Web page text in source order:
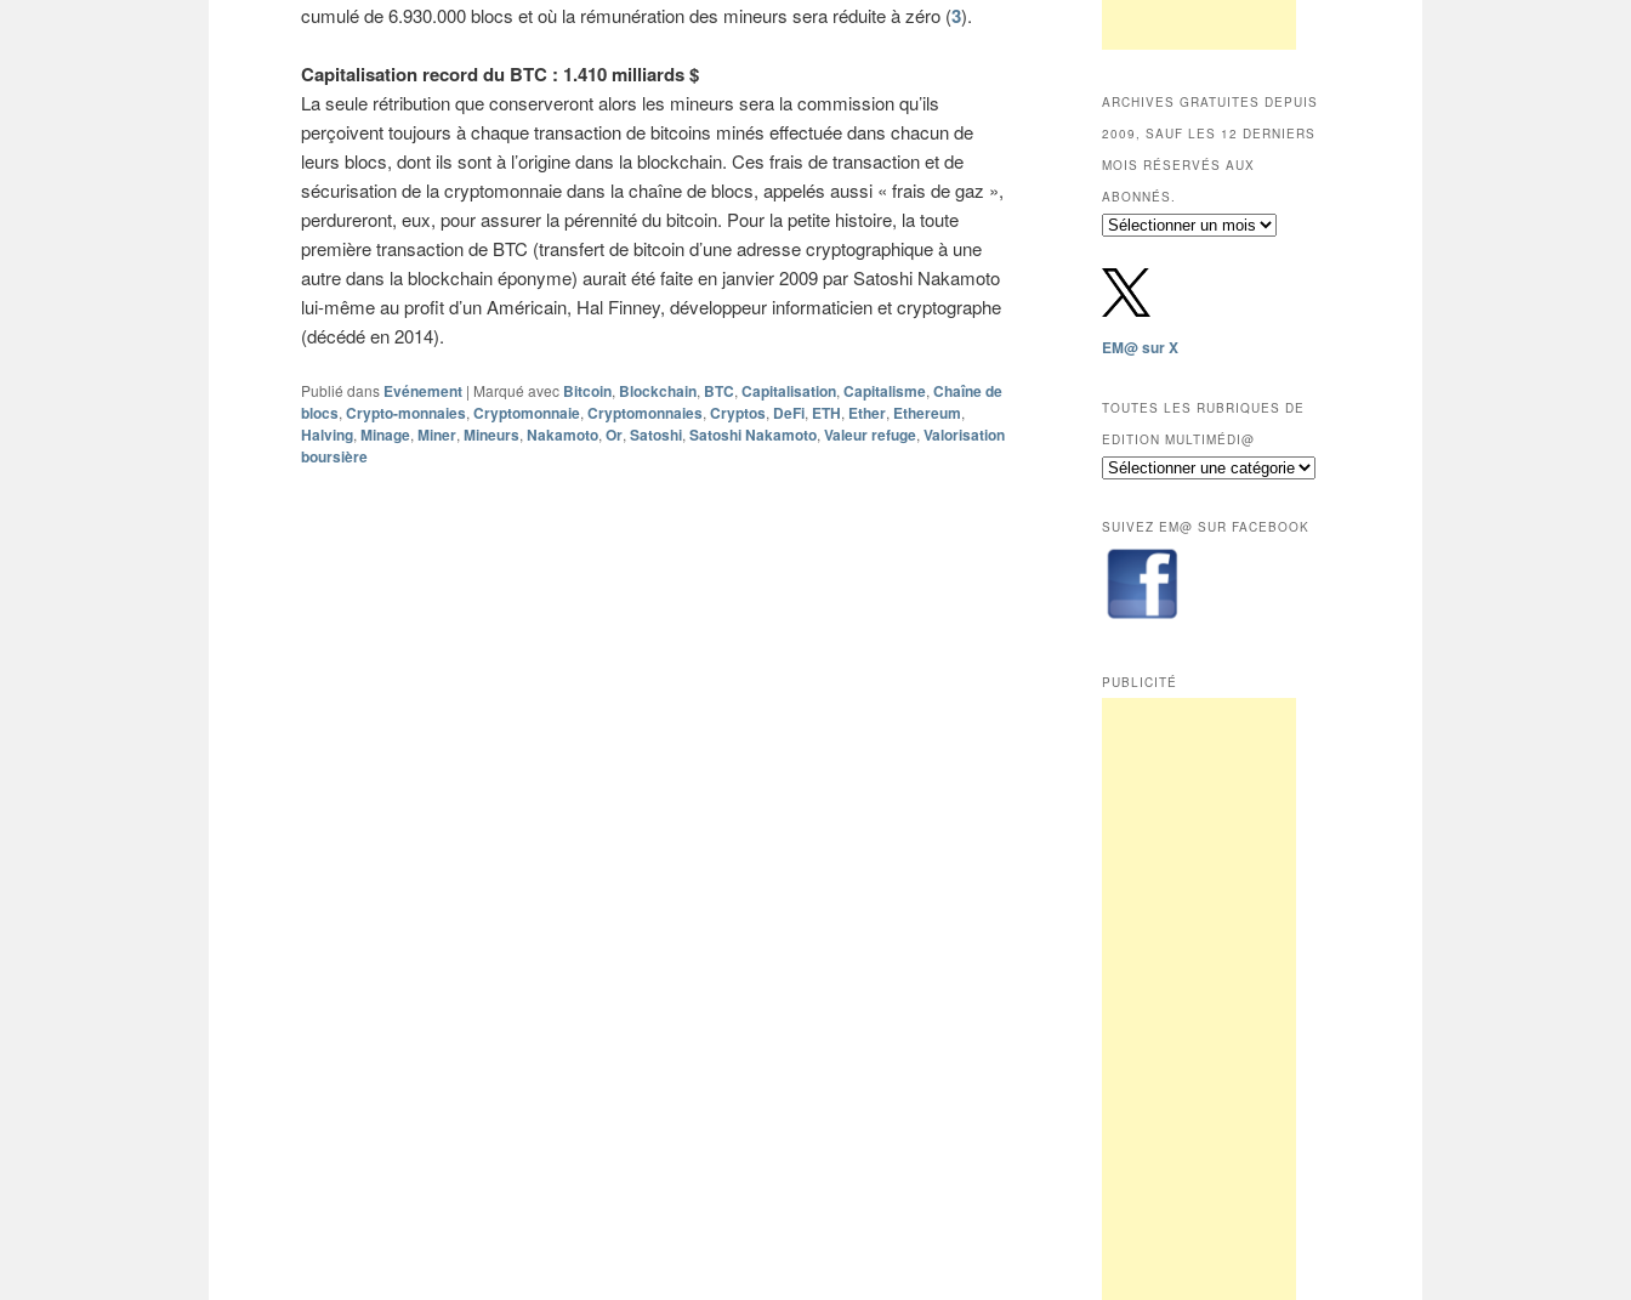
cumulé de 6.930.000 blocs et où la rémunération des mineurs sera réduite à zéro (3).
Capitalisation record du BTC : 1.410 milliards $
La seule rétribution que conserveront alors les mineurs sera la commission qu’ils
perçoivent toujours à chaque transaction de bitcoins minés effectuée dans chacun de
leurs blocs, dont ils sont à l’origine dans la blockchain. Ces frais de transaction et de
sécurisation de la cryptomonnaie dans la chaîne de blocs, appelés aussi « frais de gaz »,
perdureront, eux, pour assurer la pérennité du bitcoin. Pour la petite histoire, la toute
première transaction de BTC (transfert de bitcoin d’une adresse cryptographique à une
autre dans la blockchain éponyme) aurait été faite en janvier 2009 par Satoshi Nakamoto
lui-même au profit d’un Américain, Hal Finney, développeur informaticien et cryptographe
(décédé en 2014).
Publié dans Evénement | Marqué avec Bitcoin, Blockchain, BTC,Capitalisation,Capitalisme,Chaîne de
blocs,Crypto-monnaies,Cryptomonnaie,Cryptomonnaies,Cryptos, DeFi, ETH, Ether, Ethereum,
Halving,Minage,Miner,Mineurs,Nakamoto,Or,Satoshi,Satoshi Nakamoto,Valeur refuge,Valorisation
boursière
ARCHIVES GRATUITES DEPUIS
2009, SAUF LES 12 DERNIERS
MOIS RÉSERVÉS AUX
ABONNÉS.
Archives
depuis
2009,
sauf
les
mois
réservés
aux
abonnés.
EM@ sur X
TOUTES LES RUBRIQUES DE
EDITION MULTIMÉDI@
Toutes
de
Edition
Multimédi@
SUIVEZ EM@ SUR FACEBOOK
PUBLICITÉ